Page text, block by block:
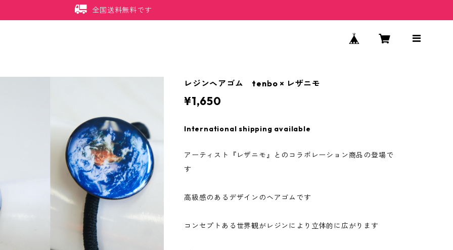
全国送料無料です
レジンヘアゴム tenbo × レザニモ
¥1,650
International shipping available
アーティスト『レザニモ』とのコラボレーション商品の登場で
す
高級感のあるデザインのヘアゴムです
コンセプトある世界観がレジンにより立体的に広がります